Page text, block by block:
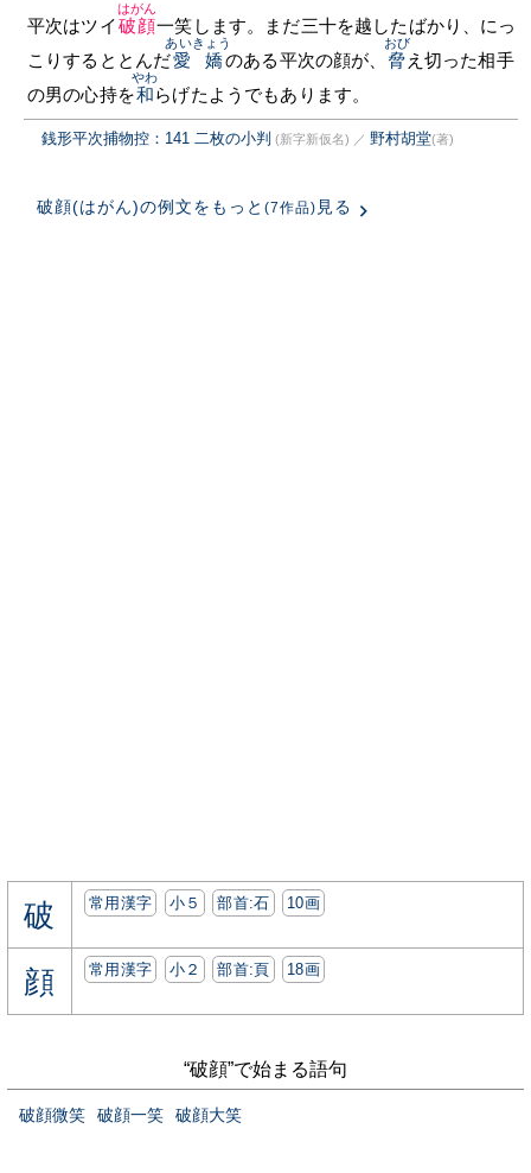
平次はツイ破顔
はがん
一笑します。まだ三十を越したばかり、にっ
こりするととんだ愛嬌
あいきょう
のある平次の顔が、 脅
おび
え切った相手
の男の心持を和
やわ
らげたようでもあります。
銭形平次捕物控：141 二枚の小判 (新字新仮名) ／ 野村胡堂(著)
破顔(はがん)の例文をもっと (7作品) 見る
破 常用漢字 小５ 部首:⽯ 10画
顔 常用漢字 小２ 部首:⾴ 18画
“破顔”で始まる語句
破顔微笑 破顔一笑 破顔大笑